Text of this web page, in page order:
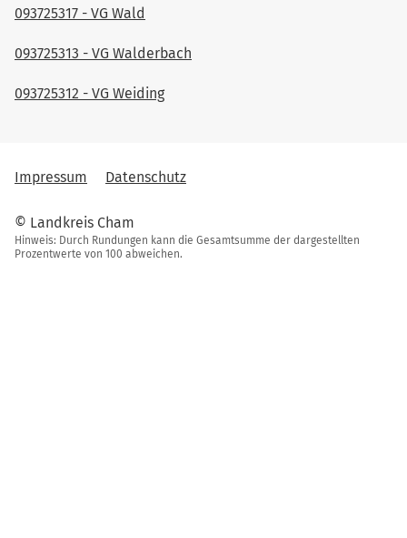
093725317 - VG Wald
093725313 - VG Walderbach
093725312 - VG Weiding
Impressum Datenschutz
© Landkreis Cham
Hinweis: Durch Rundungen kann die Gesamtsumme der dargestellten
Prozentwerte von 100 abweichen.